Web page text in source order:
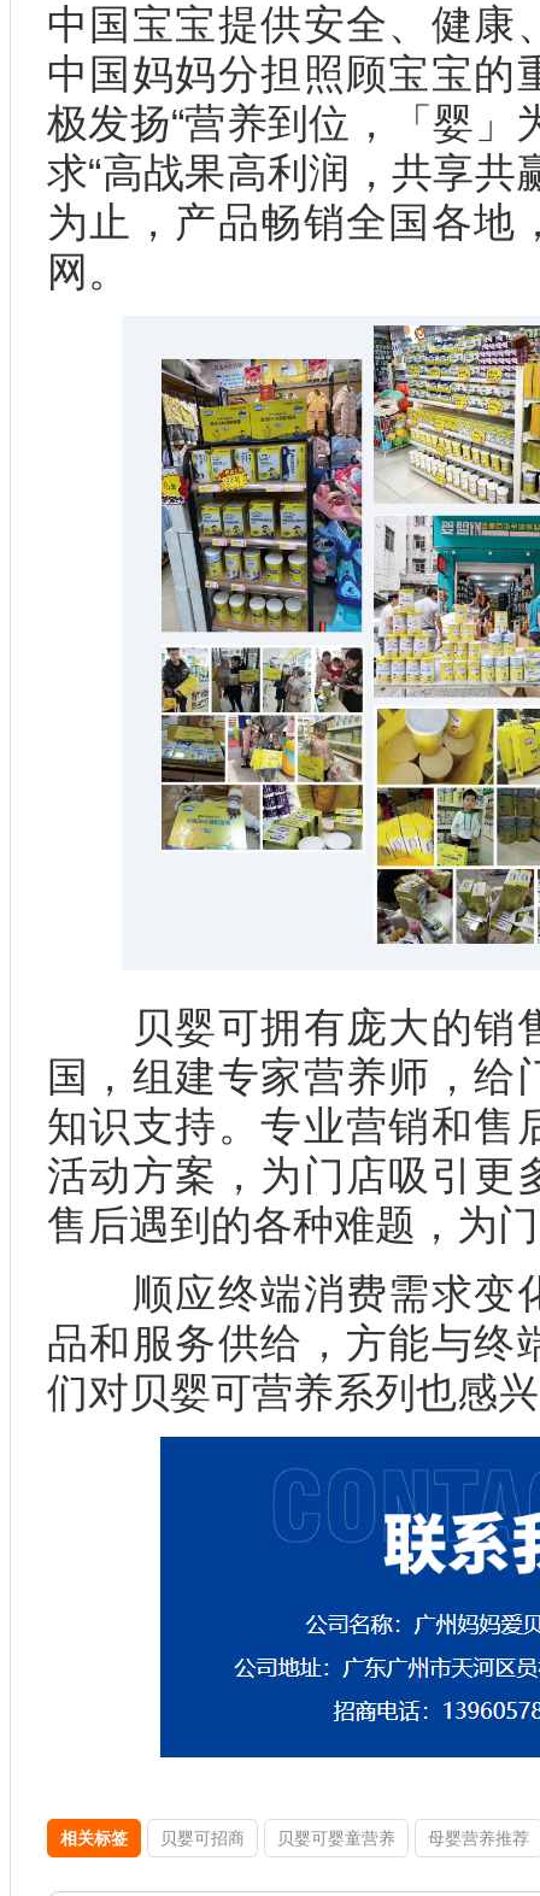
中国宝宝提供安全、健康
中国妈妈分担照顾宝宝的
极发扬“营养到位，「婴」
求“高战果高利润，共享共
为止，产品畅销全国各地
网。
贝婴可拥有庞大的销
国，组建专家营养师，给
知识支持。专业营销和售
活动方案，为门店吸引更
售后遇到的各种难题，为
顺应终端消费需求变
品和服务供给，方能与终
们对贝婴可营养系列也感
相关标签 贝婴可招商 贝婴可婴童营养 母婴营养推荐